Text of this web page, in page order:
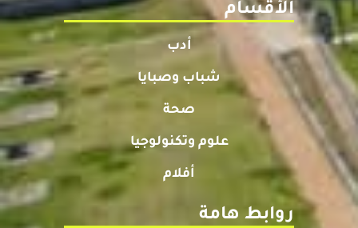
الأقسام
أدب
شباب وصبايا
صحة
علوم وتكنولوجيا
أفلام
روابط هامة